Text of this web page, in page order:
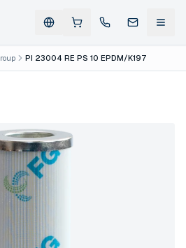
PI 23004 RE PS 10 EPDM/K197